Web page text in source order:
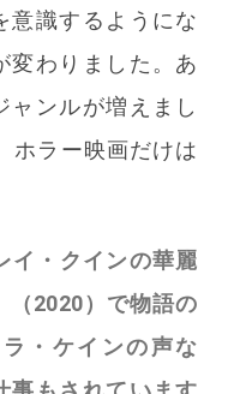
意識するようにな
変わりました。あ
ャンルが増えまし
ホラー映画だけは
イ・クインの華麗
（2020）で物語の
・ケインの声な